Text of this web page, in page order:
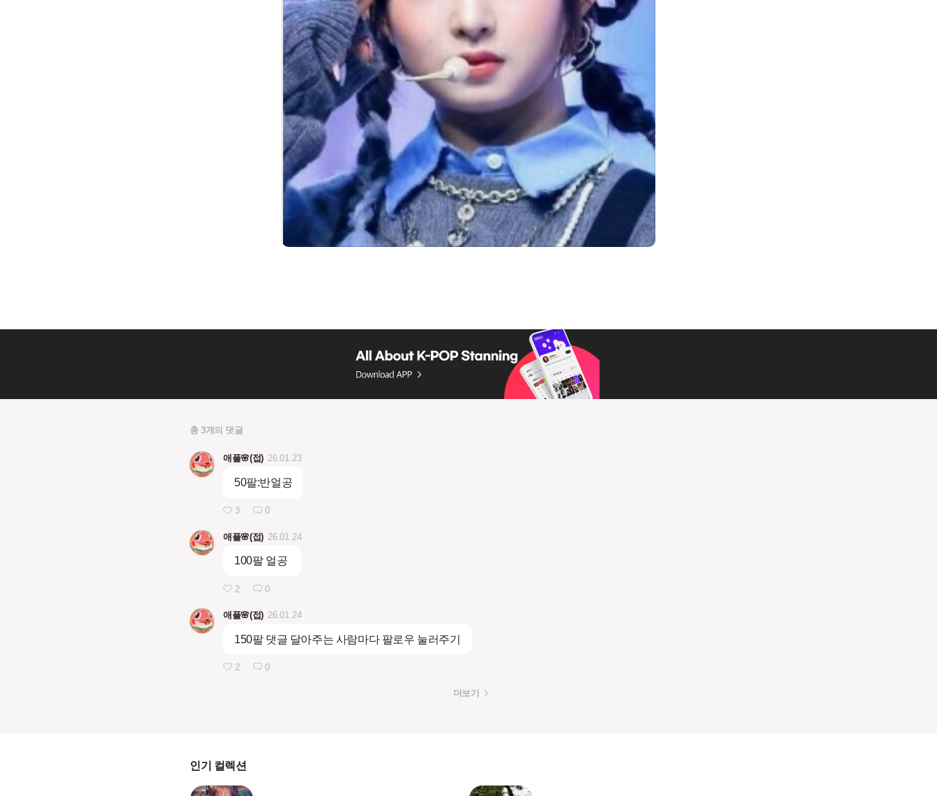
총 3개의 댓글
애플🌸(접) 26.01.23
50팔:반얼공
3 0
애플🌸(접) 26.01.24
100팔 얼공
2 0
애플🌸(접) 26.01.24
150팔 댓글 달아주는 사람마다 팔로우 눌러주기
2 0
더보기
인기 컬렉션